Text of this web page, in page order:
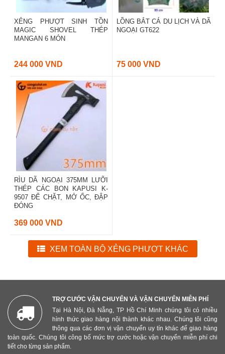
XẺNG PHƯỢT SINH TỒN
MAGIC SHOVEL THÉP
MANGAN 6 MÓN
244 000 VND
LỒNG BẮT CÁ DU LỊCH VÀ DÃ
NGOẠI GT622
75 000 VND
RÌU DÃ NGOẠI 375MM LƯỠI
THÉP CÁC BON KAPUSI K-
9507 ĐỂ CHẶT, MỞ ỐC, ĐẬP
ĐÓNG
369 000 VND
XEM TOÀN BỘ XẺNG PHƯỢT KHÁC
TRỢ CƯỚC VẬN CHUYỂN VÀ VẬN CHUYỂN MIỄN PHÍ
Tại Hà Nội, Đà Nẵng, TP Hồ Chí Minh chúng tôi có nhiều
hình thức giao hàng nội thành khác nhau. Chúng tôi cũng
thông qua các đơn vị vận chuyển uy tín khác để giao hàng
toàn quốc. Chúng tôi công bố mức trợ cước hoặc vận chuyển miễn phí chi
tiết cho từng sản phẩm.